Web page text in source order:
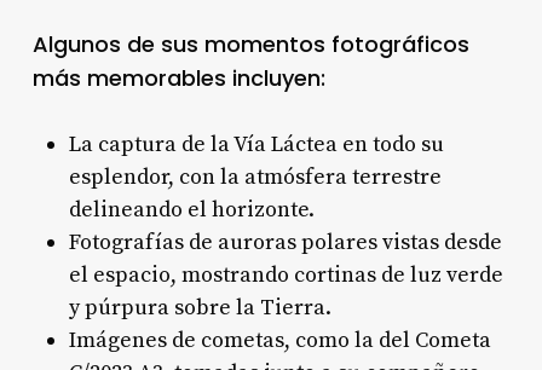
Algunos de sus momentos fotográficos
más memorables incluyen:
La captura de la Vía Láctea en todo su
esplendor, con la atmósfera terrestre
delineando el horizonte.
Fotografías de auroras polares vistas desde
el espacio, mostrando cortinas de luz verde
y púrpura sobre la Tierra.
Imágenes de cometas, como la del Cometa